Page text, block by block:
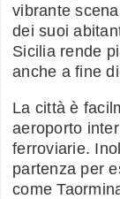
vibrante
dei suoi
Sicilia rende
anche a fine
La città è
aeroporto
ferroviarie.
partenza per
come